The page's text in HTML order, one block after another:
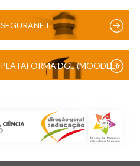
SEGURANET
PLATAFORMA DGE (MOODLE)